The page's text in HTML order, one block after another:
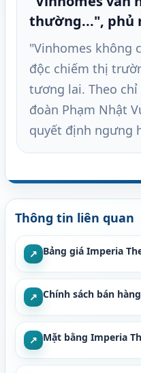
thường...", phủ
"Vinhomes không
độc chiếm thị
tương lai. Theo chỉ
đoàn Phạm Nhật
quyết định ngưng
Thông tin liên quan
↗ Bảng giá Imperia
↗ Chính sách bán
↗ Mặt bằng Imperia